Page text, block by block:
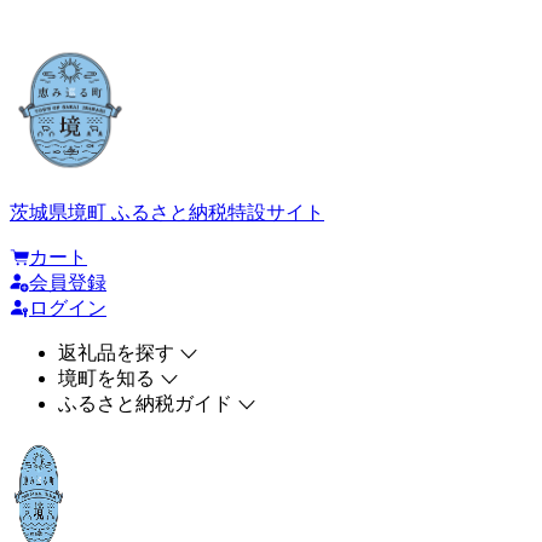
茨城県境町 ふるさと納税特設サイト
カート
会員登録
ログイン
返礼品を探す
境町を知る
ふるさと納税ガイド